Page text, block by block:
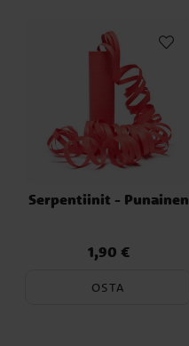
Serpentiinit - Punainen
Hinta:1,90 €
1,90 €
OSTA